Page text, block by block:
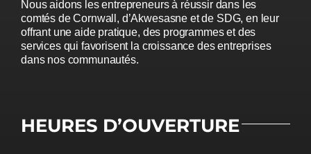
Nous aidons les entrepreneurs à réussir dans les
comtés de Cornwall, d’Akwesasne et de SDG, en leur
offrant une aide pratique, des programmes et des
services qui favorisent la croissance des entreprises
dans nos communautés.
HEURES D’OUVERTURE